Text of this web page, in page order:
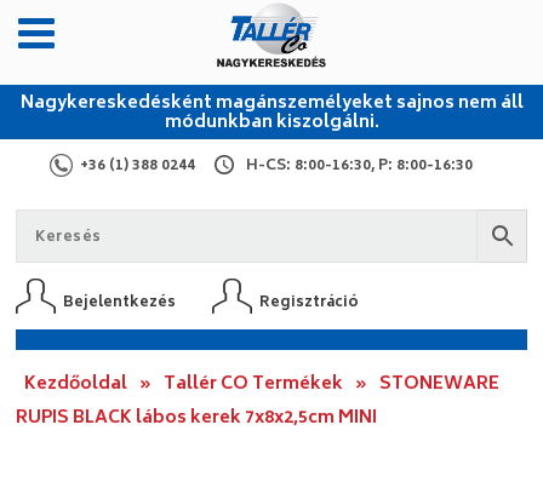
Nagykereskedésként magánszemélyeket sajnos nem áll
módunkban kiszolgálni.
+36 (1) 388 0244 H-CS: 8:00-16:30, P: 8:00-16:30
Bejelentkezés Regisztráció
Kezdőoldal » Tallér CO Termékek » STONEWARE
RUPIS BLACK lábos kerek 7x8x2,5cm MINI